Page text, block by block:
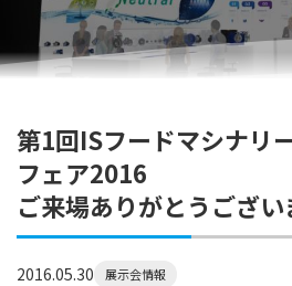
第1回ISフードマシナリ
フェア2016
ご来場ありがとうござい
2016.05.30 展示会情報